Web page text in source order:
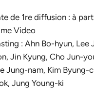
de 1re diffusion : à
Video
: Ahn Bo-hyun, Lee
Jin Kyung, Cho Jun-
Jung-nam, Kim Byung-
Jung Young-ki